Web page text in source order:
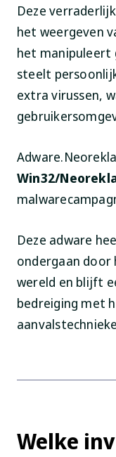
Deze
het weergeven
het manipuleert
steelt
extra virussen,
Win32/
Deze adware
ondergaan door
wereld en blijft
bedreiging met
Welke